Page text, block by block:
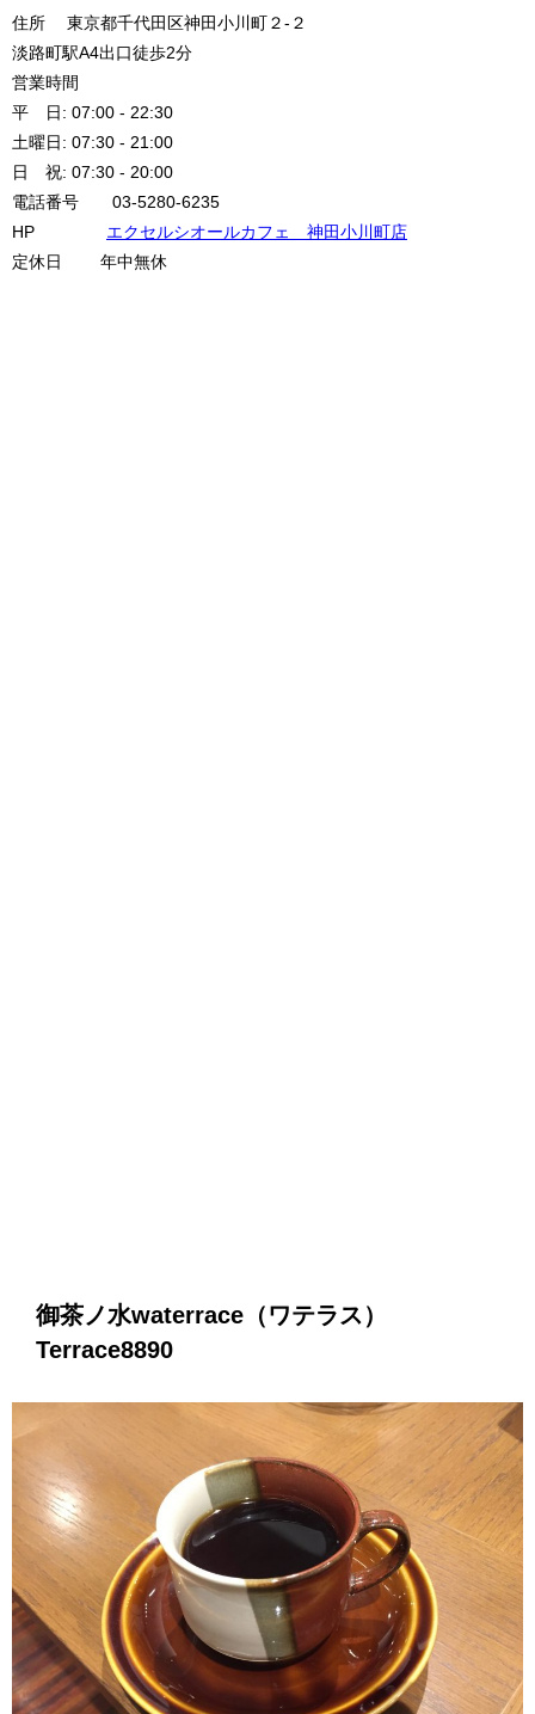
住所 東京都千代田区神田小川町２-２
淡路町駅A4出口徒歩2分
営業時間
平 日: 07:00 - 22:30
土曜日: 07:30 - 21:00
日 祝: 07:30 - 20:00
電話番号 03-5280-6235
HP エクセルシオールカフェ 神田小川町店
定休日 年中無休
御茶ノ水waterrace（ワテラス）
Terrace8890